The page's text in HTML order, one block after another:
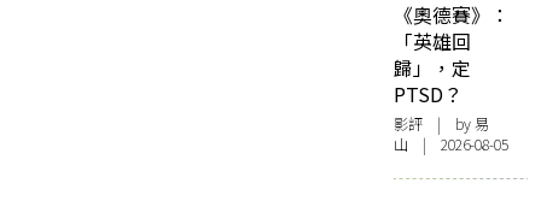
《奧德賽》：
「英雄回
歸」，定
PTSD？
影評 | by 易
山 | 2026-08-05